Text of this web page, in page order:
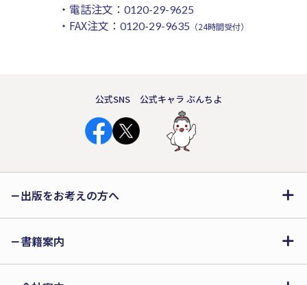
・電話注文： 0120-29-9625
・FAX注文： 0120-29-9635 （24時間受付）
公式SNS 公式キャラ ぶんちよ
出版をお考えの方へ
書籍案内